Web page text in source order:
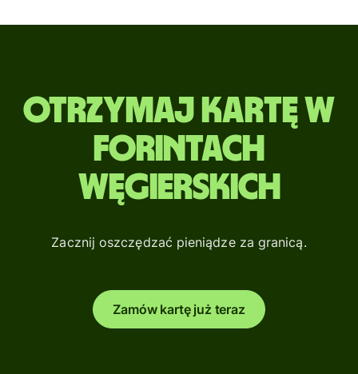
Otrzymaj kartę w
forintach
węgierskich
Zacznij oszczędzać pieniądze za granicą.
Zamów kartę już teraz